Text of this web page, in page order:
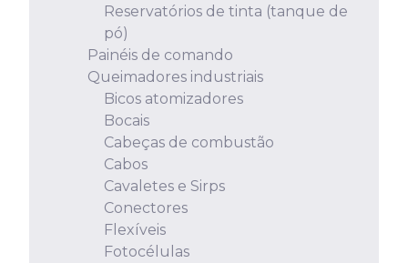
Reservatórios de tinta (tanque de
pó)
Painéis de comando
Queimadores industriais
Bicos atomizadores
Bocais
Cabeças de combustão
Cabos
Cavaletes e Sirps
Conectores
Flexíveis
Fotocélulas